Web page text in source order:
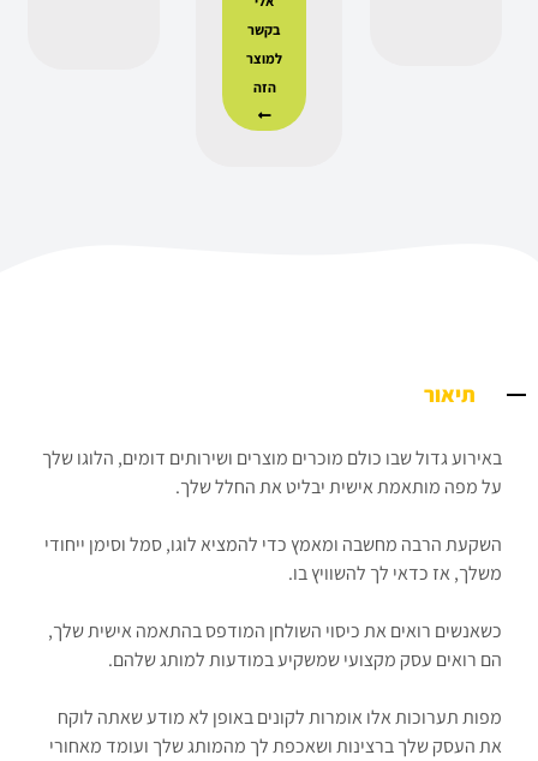
בקשר
למוצר
הזה
תיאור
באירוע גדול שבו כולם מוכרים מוצרים ושירותים דומים, הלוגו שלך
על מפה מותאמת אישית יבליט את החלל שלך.
השקעת הרבה מחשבה ומאמץ כדי להמציא לוגו, סמל וסימן ייחודי
משלך, אז כדאי לך להשוויץ בו.
כשאנשים רואים את כיסוי השולחן המודפס בהתאמה אישית שלך,
הם רואים עסק מקצועי שמשקיע במודעות למותג שלהם.
מפות תערוכות אלו אומרות לקונים באופן לא מודע שאתה לוקח
את העסק שלך ברצינות ושאכפת לך מהמותג שלך ועומד מאחורי